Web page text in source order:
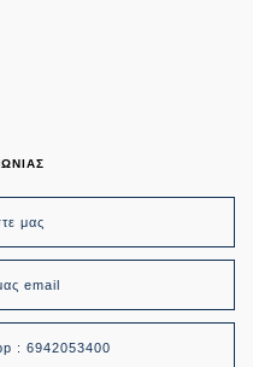
μας
email
: 6942053400